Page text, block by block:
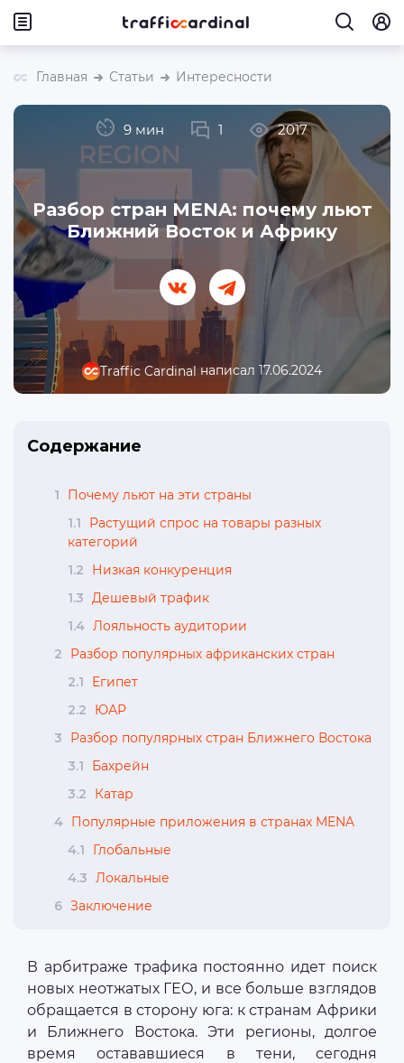
Главная Статьи Интересности
Traffic Cardinalнаписал 17.06.2024
Разбор стран MENA: почему льют
Ближний Восток и Африку
9 мин 1 2017
Содержание
1
Почему льют на эти страны
1.1
Растущий спрос на товары разных
категорий
1.2
Низкая конкуренция
1.3 Дешевый трафик
1.4 Лояльность аудитории
2
Разбор популярных африканских стран
2.1
Египет
2.2
ЮАР
3
Разбор популярных стран Ближнего Востока
3.1
Бахрейн
3.2
Катар
4 Популярные приложения в странах MENA
4.1
Глобальные
4.3 Локальные
6 Заключение
В арбитраже трафика постоянно идет поиск
новых неотжатых ГЕО, и все больше взглядов
обращается в сторону юга: к странам Африки
и Ближнего Востока. Эти регионы, долгое
время остававшиеся в тени, сегодня